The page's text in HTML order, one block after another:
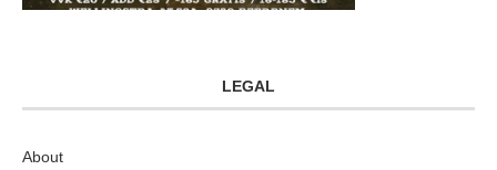
LEGAL
About